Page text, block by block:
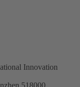
Innovation
518000